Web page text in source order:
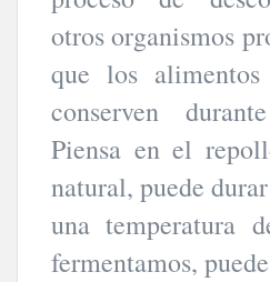
otros organismos
que los alimentos
conserven
Piensa en el
natural, puede
una temperatura
fermentamos,